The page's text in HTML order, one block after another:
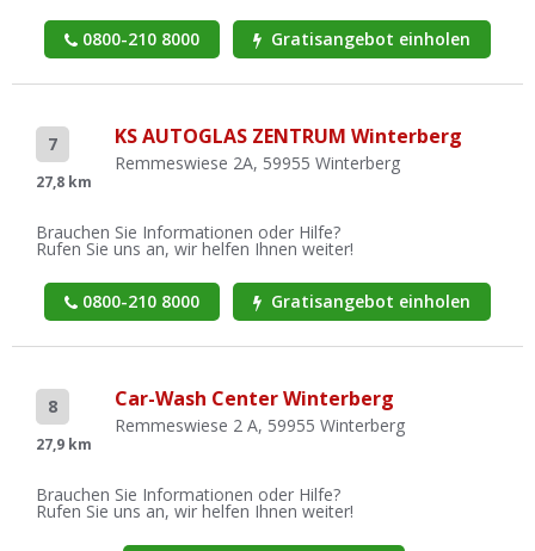
0800-210 8000 Gratisangebot einholen
7
27,8 km
KS AUTOGLAS ZENTRUM Winterberg
Remmeswiese 2A, 59955 Winterberg
Brauchen Sie Informationen oder Hilfe?
Rufen Sie uns an, wir helfen Ihnen weiter!
0800-210 8000 Gratisangebot einholen
8
27,9 km
Car-Wash Center Winterberg
Remmeswiese 2 A, 59955 Winterberg
Brauchen Sie Informationen oder Hilfe?
Rufen Sie uns an, wir helfen Ihnen weiter!